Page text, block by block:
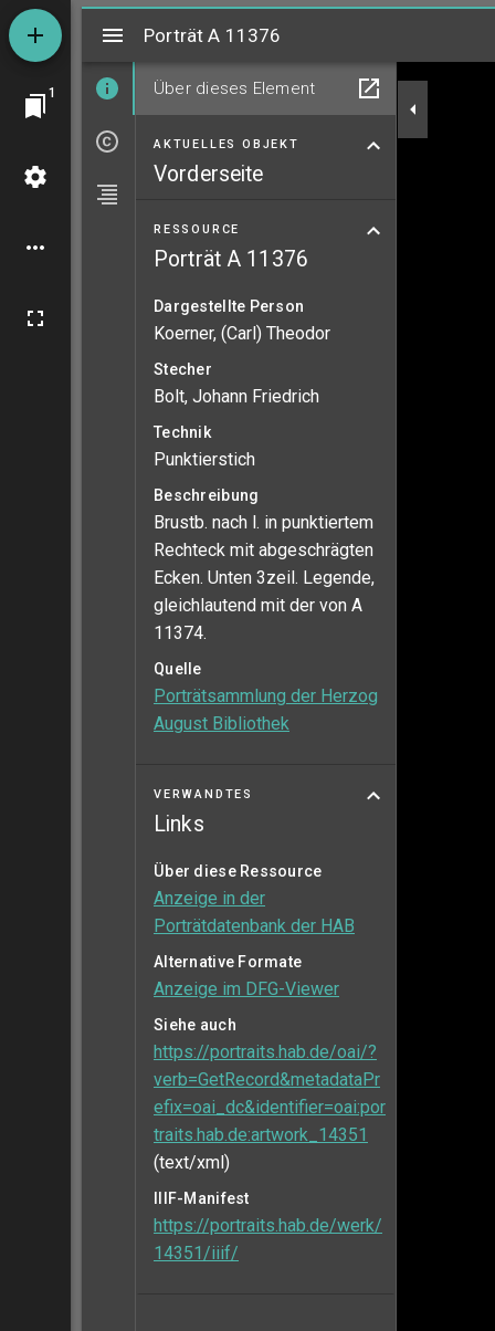
1
MiradorPorträt A 11376
Über dieses Element
AKTUELLES OBJEKT
Vorderseite
RESSOURCE
Porträt A 11376
Dargestellte Person
Koerner, (Carl) Theodor
Stecher
Bolt, Johann Friedrich
Technik
Punktierstich
Beschreibung
Brustb. nach l. in punktiertem
Rechteck mit abgeschrägten
Ecken. Unten 3zeil. Legende,
gleichlautend mit der von A
11374.
Quelle
Porträtsammlung der Herzog
August Bibliothek
VERWANDTES
Links
Über diese Ressource
Anzeige in der
Porträtdatenbank der HAB
Alternative Formate
Anzeige im DFG-Viewer
Siehe auch
https://portraits.hab.de/oai/?
verb=GetRecord&metadataPr
efix=oai_dc&identifier=oai:por
traits.hab.de:artwork_14351
(text/xml)
IIIF-Manifest
https://portraits.hab.de/werk/
14351/iiif/
Porträt A 11376